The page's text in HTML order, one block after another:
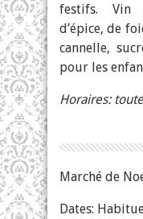
festifs. Vin
d’épice, de
cannelle,
pour les
Horaires:
Marché de
Dates: